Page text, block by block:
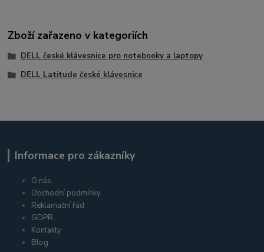
Zboží zařazeno v kategoriích
DELL české klávesnice pro notebooky a laptopy
DELL Latitude české klávesnice
Informace pro zákazníky
O nás
Obchodní podmínky
Reklamační řád
GDPR
Kontakty
Blog